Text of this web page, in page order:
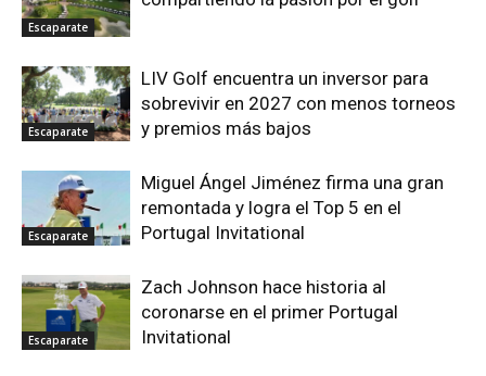
Escaparate
Escaparate
LIV Golf encuentra un inversor para
sobrevivir en 2027 con menos torneos
y premios más bajos
Escaparate
Miguel Ángel Jiménez firma una gran
remontada y logra el Top 5 en el
Portugal Invitational
Escaparate
Zach Johnson hace historia al
coronarse en el primer Portugal
Invitational